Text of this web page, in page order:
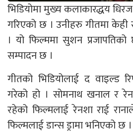
भिडियोमा मुख्य कलाकारद्धय
गरिएको छ । उनीहरु गीतमा केही
। यो फिल्ममा सुशन प्रजापतिको
सम्पादन छ ।
गीतको भिडियोलाई द वाइल्ड
गरेको हो । सोमनाथ खनाल र
रहेको फिल्मलाई रेनशा राई
फिल्मलाई डान्स ड्रामा भनिएको छ ।